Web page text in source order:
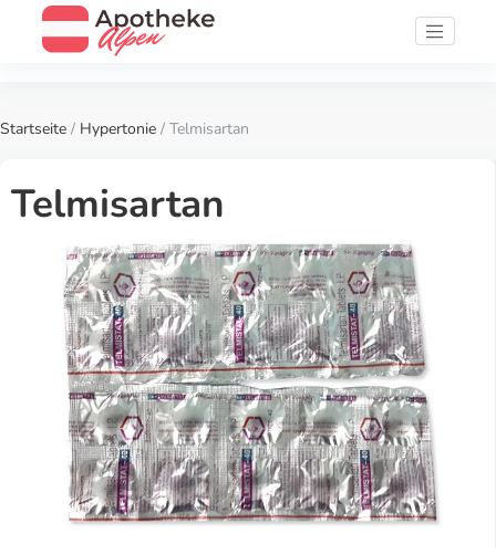
Startseite / Hypertonie / Telmisartan
Telmisartan